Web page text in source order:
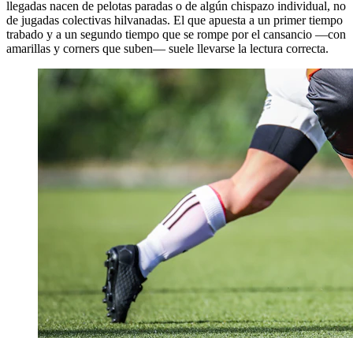
llegadas nacen de pelotas paradas o de algún chispazo individual, no
de jugadas colectivas hilvanadas. El que apuesta a un primer tiempo
trabado y a un segundo tiempo que se rompe por el cansancio —con
amarillas y corners que suben— suele llevarse la lectura correcta.